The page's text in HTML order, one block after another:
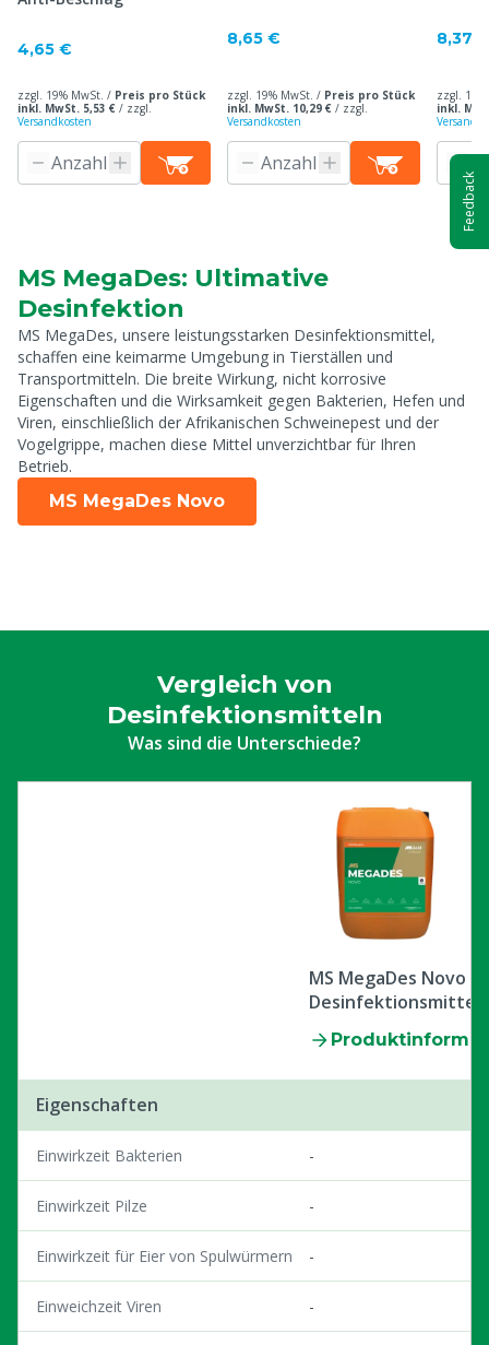
4,65 €
zzgl. 19% MwSt. / Preis pro Stück
inkl. MwSt. 5,53 € / zzgl.
Versandkosten
8,65 €
zzgl. 19% MwSt. / Preis pro Stück
inkl. MwSt. 10,29 € / zzgl.
Versandkosten
8,37 €
zzgl.
inkl.
MS MegaDes: Ultimative
Desinfektion
MS MegaDes, unsere leistungsstarken Desinfektionsmittel,
schaffen eine keimarme Umgebung in Tierställen und
Transportmitteln. Die breite Wirkung, nicht korrosive
Eigenschaften und die Wirksamkeit gegen Bakterien, Hefen und
Viren, einschließlich der Afrikanischen Schweinepest und der
Vogelgrippe, machen diese Mittel unverzichtbar für Ihren
Betrieb.
MS MegaDes Novo
Vergleich von
Desinfektionsmitteln
Was sind die Unterschiede?
MS MegaDes Novo -
Desinfektionsmittel
Eigenschaften
Einwirkzeit Bakterien -
Einwirkzeit Pilze -
Einwirkzeit für Eier von Spulwürmern -
Einweichzeit Viren -
Feedback